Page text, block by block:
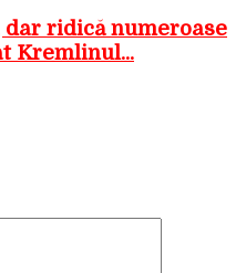
ridică numeroase
Kremlinul...